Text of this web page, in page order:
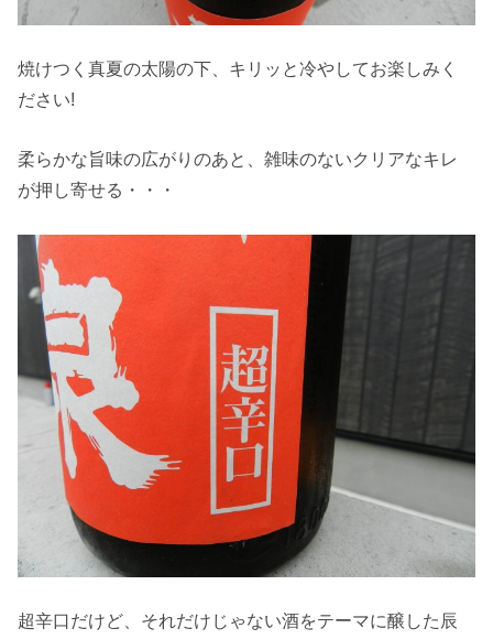
焼けつく真夏の太陽の下、キリッと冷やしてお楽しみく
ださい!
柔らかな旨味の広がりのあと、雑味のないクリアなキレ
が押し寄せる・・・
超辛口だけど、それだけじゃない酒をテーマに醸した辰